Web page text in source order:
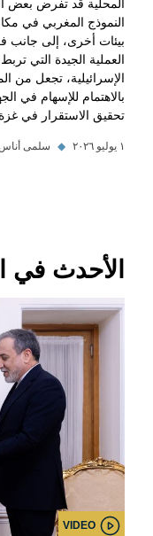
النموذج المغربي في
بيئات أخرى، إلى جانب
العملية الجيدة التي
الإسرائيلية، تجعل من
بالاهتمام للإسهام في
تحقيق الاستقرار في
١ يوليو ٢٠٢٦ ◆ سلمى
الأحدث في
VIDEO